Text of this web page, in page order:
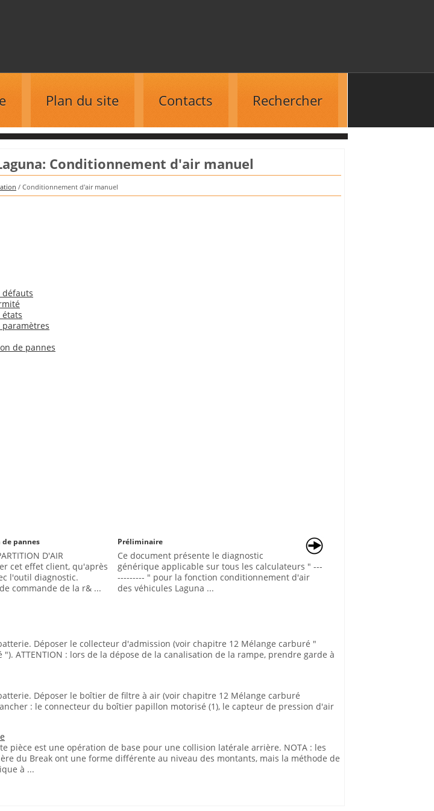
Plan du site Contacts Rechercher
Conditionnement d'air manuel
/ Conditionnement d'air manuel
de pannes
pannes
D'AIR
cet effet client, qu'après
l'outil diagnostic.
commande de la r& ...
Préliminaire
Ce document présente le diagnostic
générique applicable sur tous les calculateurs " ---
--------- " pour la fonction conditionnement d'air
des véhicules Laguna ...
Déposer le collecteur d'admission (voir chapitre 12 Mélange carburé "
ATTENTION : lors de la dépose de la canalisation de la rampe, prendre garde à
Déposer le boîtier de filtre à air (voir chapitre 12 Mélange carburé
: le connecteur du boîtier papillon motorisé (1), le capteur de pression d'air
pièce est une opération de base pour une collision latérale arrière. NOTA : les
du Break ont une forme différente au niveau des montants, mais la méthode de
à ...